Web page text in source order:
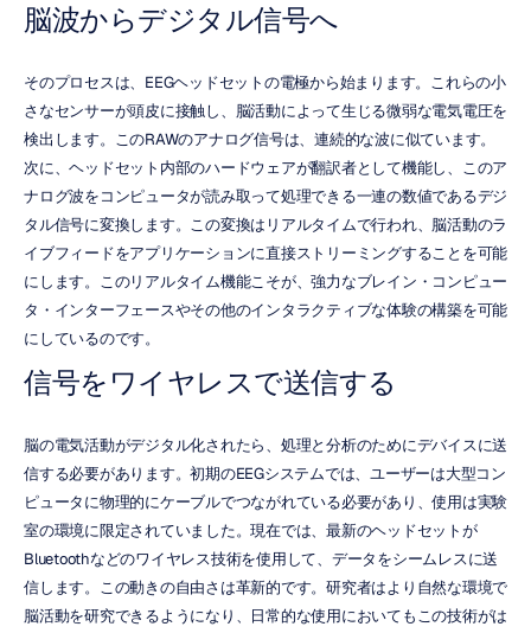
脳波からデジタル信号へ
そのプロセスは、EEGヘッドセットの電極から始まります。これらの小
さなセンサーが頭皮に接触し、脳活動によって生じる微弱な電気電圧を
検出します。このRAWのアナログ信号は、連続的な波に似ています。
次に、ヘッドセット内部のハードウェアが翻訳者として機能し、このア
ナログ波をコンピュータが読み取って処理できる一連の数値であるデジ
タル信号に変換します。この変換はリアルタイムで行われ、脳活動のラ
イブフィードをアプリケーションに直接ストリーミングすることを可能
にします。このリアルタイム機能こそが、強力なブレイン・コンピュー
タ・インターフェースやその他のインタラクティブな体験の構築を可能
にしているのです。
信号をワイヤレスで送信する
脳の電気活動がデジタル化されたら、処理と分析のためにデバイスに送
信する必要があります。初期のEEGシステムでは、ユーザーは大型コン
ピュータに物理的にケーブルでつながれている必要があり、使用は実験
室の環境に限定されていました。現在では、最新のヘッドセットが
Bluetoothなどのワイヤレス技術を使用して、データをシームレスに送
信します。この動きの自由さは革新的です。研究者はより自然な環境で
脳活動を研究できるようになり、日常的な使用においてもこの技術がは